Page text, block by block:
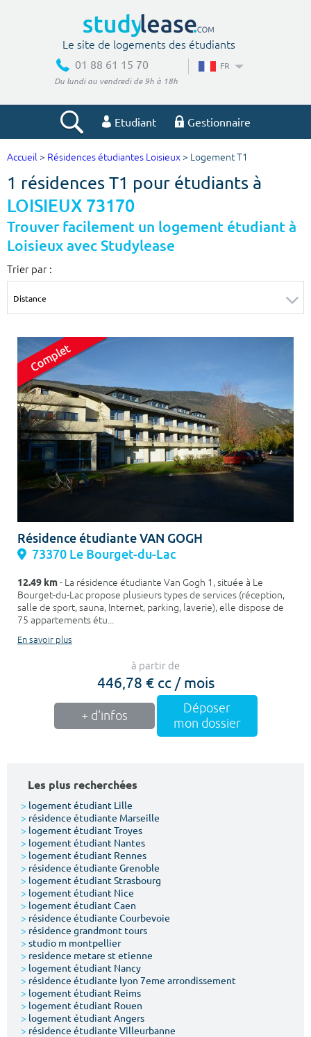
Le site de logements des étudiants
01 88 61 15 70
Du lundi au vendredi de 9h à 18h
FR
Etudiant Gestionnaire
Votre recherche
Ville, école
Type de location
Colocation
Votre date d'entrée
Chercher
Accueil > Résidences étudiantes Loisieux > Logement T1
1 résidences T1 pour étudiants à
LOISIEUX 73170
Trouver facilement un logement étudiant à
Loisieux avec Studylease
Trier par :
Résidence étudiante VAN GOGH
73370 Le Bourget-du-Lac
12.49 km- La résidence étudiante Van Gogh 1, située à Le
Bourget-du-Lac propose plusieurs types de services (réception,
salle de sport, sauna, Internet, parking, laverie), elle dispose de
75 appartements étu...
En savoir plus
à partir de
446,78 € cc / mois
+ d'infos
Déposer
mon dossier
Les plus recherchées
> logement étudiant Lille
> résidence étudiante Marseille
> logement étudiant Troyes
> logement étudiant Nantes
> logement étudiant Rennes
> résidence étudiante Grenoble
> logement étudiant Strasbourg
> logement étudiant Nice
> logement étudiant Caen
> résidence étudiante Courbevoie
> résidence grandmont tours
> studio m montpellier
> residence metare st etienne
> logement étudiant Nancy
> résidence étudiante lyon 7eme arrondissement
> logement étudiant Reims
> logement étudiant Rouen
> logement étudiant Angers
> résidence étudiante Villeurbanne